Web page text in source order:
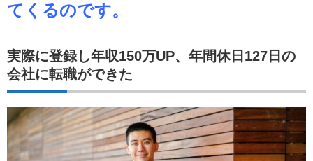
てくるのです。
実際に登録し年収150万UP、年間休日127日の
会社に転職ができた